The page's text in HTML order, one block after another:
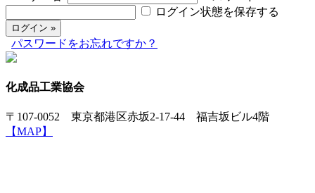
ログイン状態を保存する
パスワードをお忘れですか？
化成品工業協会
〒107-0052 東京都港区赤坂2-17-44 福吉坂ビル4階
【MAP】